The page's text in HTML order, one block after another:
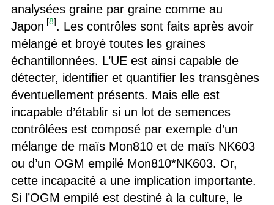
analysées graine par graine comme au
Japon [8]. Les contrôles sont faits après avoir
mélangé et broyé toutes les graines
échantillonnées. L’UE est ainsi capable de
détecter, identifier et quantifier les transgènes
éventuellement présents. Mais elle est
incapable d’établir si un lot de semences
contrôlées est composé par exemple d’un
mélange de maïs Mon810 et de maïs NK603
ou d’un OGM empilé Mon810*NK603. Or,
cette incapacité a une implication importante.
Si l’OGM empilé est destiné à la culture, le